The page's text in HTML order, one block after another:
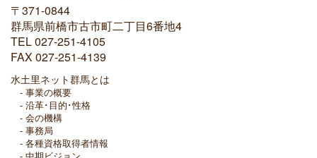
〒371-0844
群馬県前橋市古市町二丁目6番地4
TEL 027-251-4105
FAX 027-251-4139
水土里ネット群馬とは
事業の概要
沿革･目的･性格
会の機構
事務局
各種資格取得者情報